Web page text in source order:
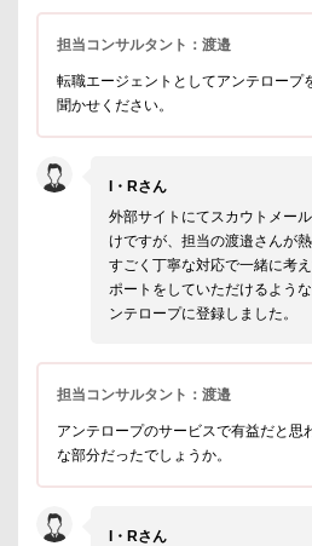
担当コンサルタント：渡邉
転職エージェントとしてアンテロープ
聞かせください。
I・Rさん
外部サイトにてスカウトメー
けですが、担当の渡邉さんが
すごく丁寧な対応で一緒に考
ポートをしていただけるよう
ンテロープに登録しました。
担当コンサルタント：渡邉
アンテロープのサービスで有益だと思
な部分だったでしょうか。
I・Rさん